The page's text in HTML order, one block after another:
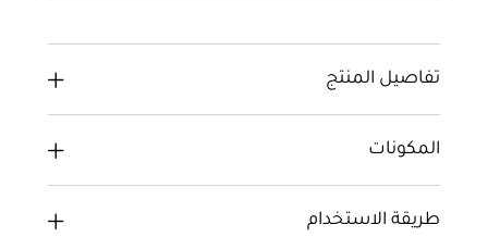
تفاصيل المنتج
المكونات
طريقة الاستخدام